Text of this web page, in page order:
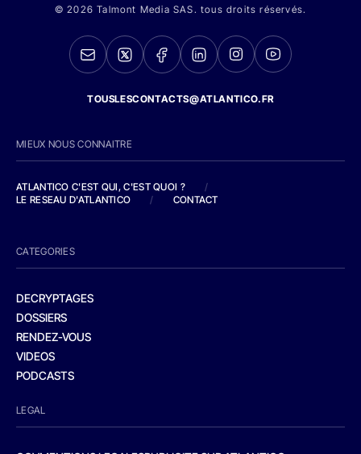
© 2026 Talmont Media SAS. tous droits réservés.
TOUSLESCONTACTS@ATLANTICO.FR
MIEUX NOUS CONNAITRE
ATLANTICO C'EST QUI, C'EST QUOI ?
/
LE RESEAU D'ATLANTICO
/ CONTACT
CATEGORIES
DECRYPTAGES
DOSSIERS
RENDEZ-VOUS
VIDEOS
PODCASTS
LEGAL